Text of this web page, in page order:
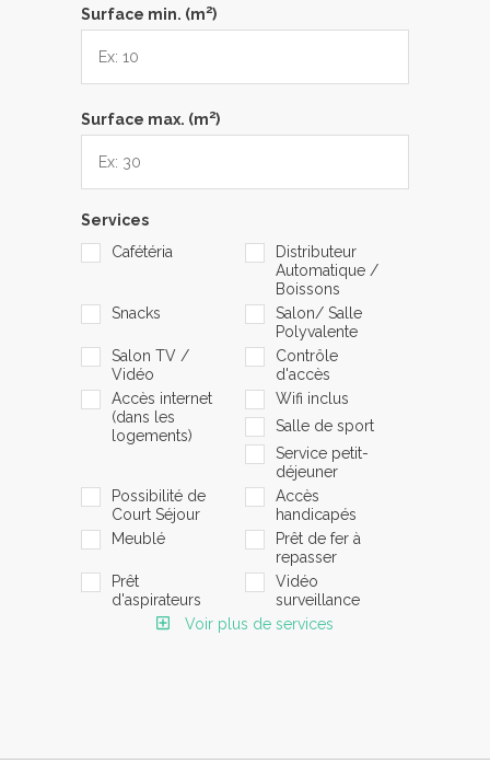
Surface min. (m2)
Surface max. (m2)
Services
Cafétéria
Distributeur
Automatique /
Boissons
Snacks
Salon/ Salle
Polyvalente
Salon TV /
Vidéo
Contrôle
d'accès
Accès internet
(dans les
logements)
Wifi inclus
Salle de sport
Service petit-
déjeuner
Possibilité de
Court Séjour
Accès
handicapés
Meublé
Prêt de fer à
repasser
Prêt
d'aspirateurs
Vidéo
surveillance
Voir plus de services